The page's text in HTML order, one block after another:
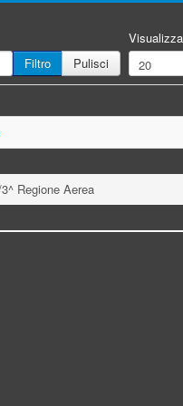
Filtro
Pulisci
Regione Aerea